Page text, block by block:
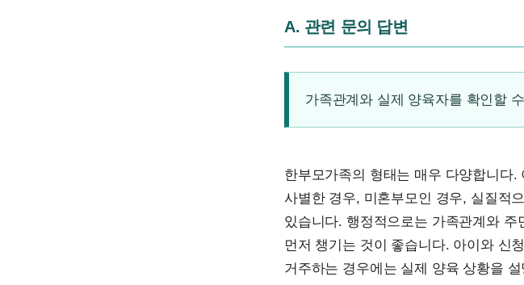
A. 관련 문의 답변
가족관계와 실제 양육자를 확인할
한부모가족의 형태는 매우 다양합니다
사별한 경우, 미혼부모인 경우, 실질적
있습니다. 행정적으로는 가족관계와
먼저 챙기는 것이 좋습니다. 아이와 신
거주하는 경우에는 실제 양육 상황을